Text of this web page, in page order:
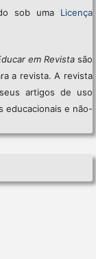
sob uma Licença
em Revista são
a revista. A revista
artigos de uso
educacionais e não-